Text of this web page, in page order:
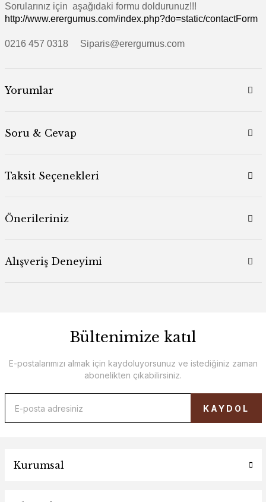
Sorularınız için aşağıdaki formu doldurunuz!!!
http://www.erergumus.com/index.php?do=static/contactForm
0216 457 0318 Siparis@erergumus.com
Yorumlar
Soru & Cevap
Taksit Seçenekleri
Önerileriniz
Alışveriş Deneyimi
Bültenimize katıl
E-postalarımızı almak için kaydoluyorsunuz ve istediğiniz zaman
abonelikten çıkabilirsiniz.
KAYDOL
Kurumsal